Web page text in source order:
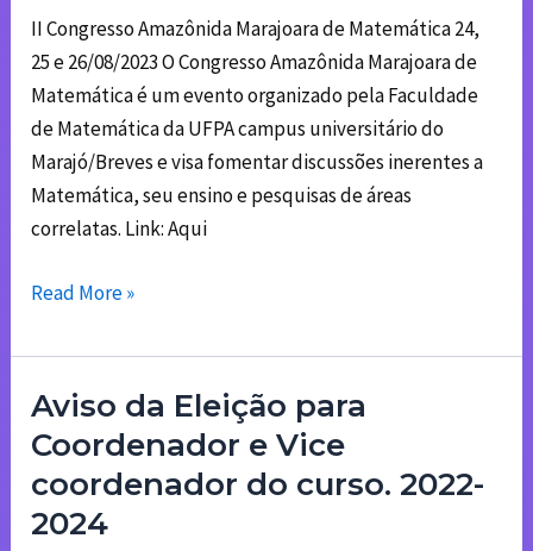
II Congresso Amazônida Marajoara de Matemática 24,
25 e 26/08/2023 O Congresso Amazônida Marajoara de
Matemática é um evento organizado pela Faculdade
de Matemática da UFPA campus universitário do
Marajó/Breves e visa fomentar discussões inerentes a
Matemática, seu ensino e pesquisas de áreas
correlatas. Link: Aqui
de
Matemática
Read More »
Aviso da Eleição para
Coordenador e Vice
coordenador do curso. 2022-
2024
Aviso
da
para
Coordenador